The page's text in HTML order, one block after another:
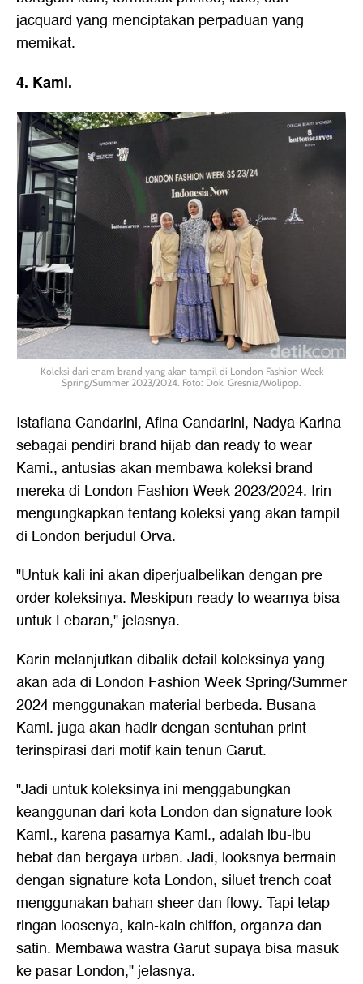
jacquard yang menciptakan perpaduan yang
memikat.
4. Kami.
Koleksi dari enam brand yang akan tampil di London Fashion Week
Spring/Summer 2023/2024. Foto: Dok. Gresnia/Wolipop.
Istafiana Candarini, Afina Candarini, Nadya Karina
sebagai pendiri brand hijab dan ready to wear
Kami., antusias akan membawa koleksi brand
mereka di London Fashion Week 2023/2024. Irin
mengungkapkan tentang koleksi yang akan tampil
di London berjudul Orva.
"Untuk kali ini akan diperjualbelikan dengan pre
order koleksinya. Meskipun ready to wearnya bisa
untuk Lebaran," jelasnya.
Karin melanjutkan dibalik detail koleksinya yang
akan ada di London Fashion Week Spring/Summer
2024 menggunakan material berbeda. Busana
Kami. juga akan hadir dengan sentuhan print
terinspirasi dari motif kain tenun Garut.
"Jadi untuk koleksinya ini menggabungkan
keanggunan dari kota London dan signature look
Kami., karena pasarnya Kami., adalah ibu-ibu
hebat dan bergaya urban. Jadi, looksnya bermain
dengan signature kota London, siluet trench coat
menggunakan bahan sheer dan flowy. Tapi tetap
ringan loosenya, kain-kain chiffon, organza dan
satin. Membawa wastra Garut supaya bisa masuk
ke pasar London," jelasnya.